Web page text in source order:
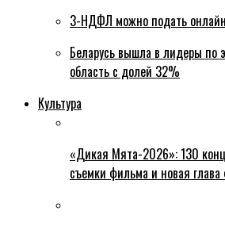
3-НДФЛ можно подать
Беларусь вышла в лидеры по
область с долей 32%
Культура
«Дикая Мята-2026»: 130
съемки фильма и новая глава